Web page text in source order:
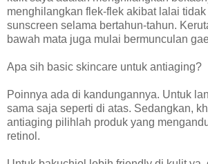
menghilangkan flek-flek akibat lalai tidak
sunscreen selama bertahun-tahun.
bawah mata juga mulai bermunculan
Apa sih basic skincare untuk antiaging?
Poinnya ada di kandungannya. Untuk
sama saja seperti di atas. Sedangkan,
antiaging pilihlah produk yang
retinol.